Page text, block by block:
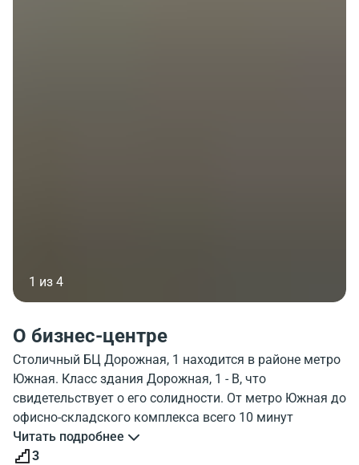
1 из 4
О бизнес-центре
Столичный БЦ Дорожная, 1 находится в районе метро
Южная. Класс здания Дорожная, 1 - B, что
свидетельствует о его солидности. От метро Южная до
офисно-складского комплекса всего 10 минут
пешком. На фото, показано как выглядит офисно-
складской комплекс Dorozhnaya 1. С какими
Читать подробнее
3